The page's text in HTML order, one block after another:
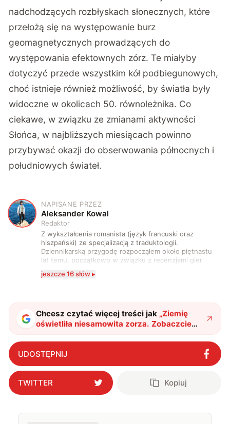
nadchodzących rozbłyskach słonecznych, które
przełożą się na występowanie burz
geomagnetycznych prowadzących do
występowania efektownych zórz. Te miałyby
dotyczyć przede wszystkim kół podbiegunowych,
choć istnieje również możliwość, by światła były
widoczne w okolicach 50. równoleżnika. Co
ciekawe, w związku ze zmianami aktywności
Słońca, w najbliższych miesiącach powinno
przybywać okazji do obserwowania północnych i
południowych świateł.
A
NAPISANE PRZEZ
Aleksander Kowal
Redaktor
Z wykształcenia romanista (język francuski oraz
hiszpański) ze specjalizacją z traduktologii.
Dziennikarską przygodę rozpocząłem około piętnastu
lat temu, początkowo w związku z recenzjami gier
komputerowych i filmów. Obecnie publikuję
zdecydowanie częściej na tematy związane z nauką
także uprawiać oraz oglądać sport.
jeszcze 16 słów ▸
Chcesz czytać więcej treści jak „Ziemię
oświetliła niesamowita zorza. Zobaczcie
zdjęcie z perspektywy ISS"?
UDOSTĘPNIJ
TWITTER Kopiuj